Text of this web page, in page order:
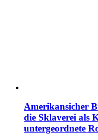
Amerikansicher
die Sklaverei als
untergeordnete